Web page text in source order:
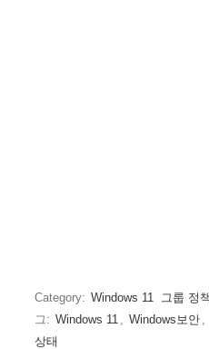
Category: Windows 11 그룹 정
그: Windows 11 Windows보안
상태